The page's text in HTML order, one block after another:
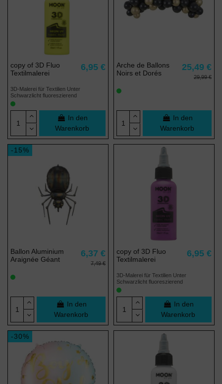
copy of 3D Fluo
Textilmalerei
6,95 €
3D-Malerei für Textilien Unter
Schwarzlicht fluoreszierend
In den
Warenkorb
Arche de Ballons
Noirs et Dorés
25,49 €
29,99 €
In den
Warenkorb
-15%
Ballon Aluminium
Araignée Géant
6,37 €
7,49 €
In den
Warenkorb
copy of 3D Fluo
Textilmalerei
6,95 €
3D-Malerei für Textilien Unter
Schwarzlicht fluoreszierend
In den
Warenkorb
-30%